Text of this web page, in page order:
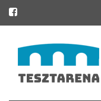
to
content